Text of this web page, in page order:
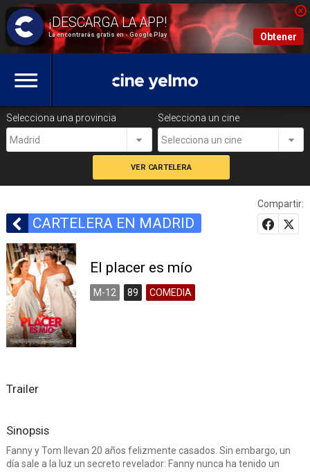
La encontrarás gratis en - Google Play Obtener
Selecciona una provincia
Madrid
Selecciona un cine
Selecciona un cine
CARTELERA EN MADRID
Compartir:
El placer es mío
M-12 89 COMEDIA
Trailer
Sinopsis
Fanny y Tom llevan 20 años felizmente casados. Sin embargo, un
día sale a la luz un secreto revelador: Fanny nunca ha tenido un